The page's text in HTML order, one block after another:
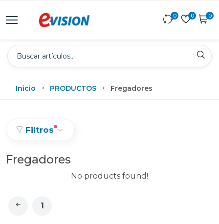
0 0 0
Inicio PRODUCTOS Fregadores
Filtros
Fregadores
No products found!
1